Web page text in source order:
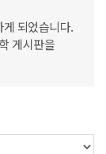
되었습니다.
게시판을